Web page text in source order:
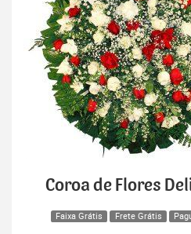
Coroa de Flores
Faixa Grátis Frete Grátis